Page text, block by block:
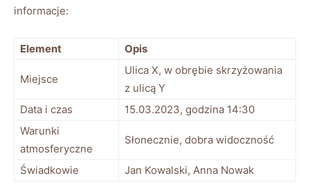
informacje:
Element Opis
Miejsce
Ulica X, w obrębie skrzyżowania
z ulicą Y
Data i czas
15.03.2023, godzina 14:30
Warunki
atmosferyczne
Słonecznie, dobra widoczność
Świadkowie Jan Kowalski, Anna Nowak